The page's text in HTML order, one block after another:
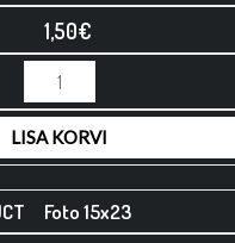
1,50€
LISA KORVI
Foto 15x23